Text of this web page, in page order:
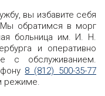
вы избавите себя
Мы обратимся в морг
больница им. И. Н.
и оперативно
с обслуживанием.
8 (812) 500-35-77
режиме.